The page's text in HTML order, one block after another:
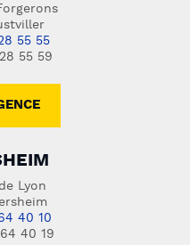
55 55
55 59
Lyon
40 10
40 19